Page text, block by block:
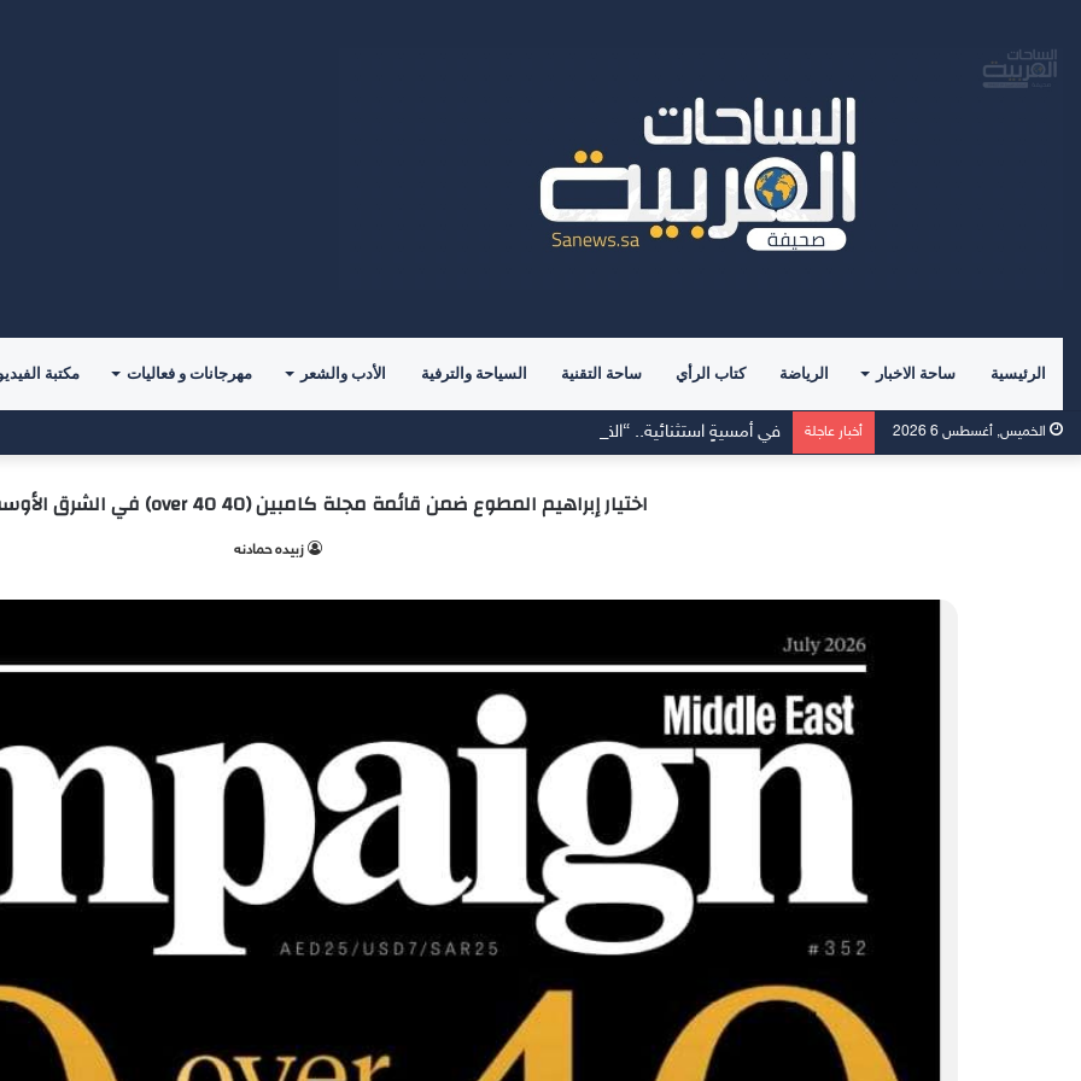
الرئيسية ساحة الاخبار الرياضة كتاب الرأي ساحة التقنية السياحة والترفية الأدب والشعر مهرجانات و فعاليات مكتبة
الخميس, أغسطس 6 2026 أخبار عاجلة في أمسيةٍ استثنائية.. “القيم العليا” تقود المشاركين نحو إعادة تعريف معايير اختيار شريك الحياة
اختيار إبراهيم المطوع ضمن قائمة مجلة كامبين (40 over 40) في الشرق الأوسط لعام 2026
زبيده حمادنه